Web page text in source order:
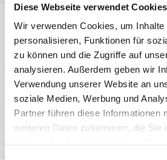
Diese Webseite verwendet Cookies
Wir verwenden Cookies, um Inhalte
personalisieren, Funktionen für
zu können und die Zugriffe auf
analysieren. Außerdem geben wir
Verwendung unserer Website an
soziale Medien, Werbung und
Partner führen diese Informationen
weiteren Daten zusammen, die Sie
Standard(26cm)
11,90 €
Maxi(32cm)
15,90 €
HAWAII